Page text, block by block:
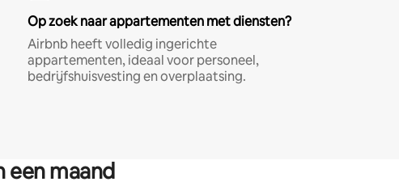
Op zoek naar appartementen met diensten?
Airbnb heeft volledig ingerichte
appartementen, ideaal voor personeel,
bedrijfshuisvesting en overplaatsing.
een maand